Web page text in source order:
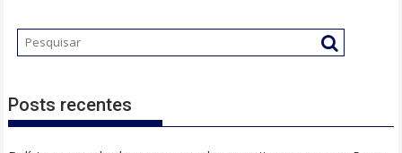
Posts recentes